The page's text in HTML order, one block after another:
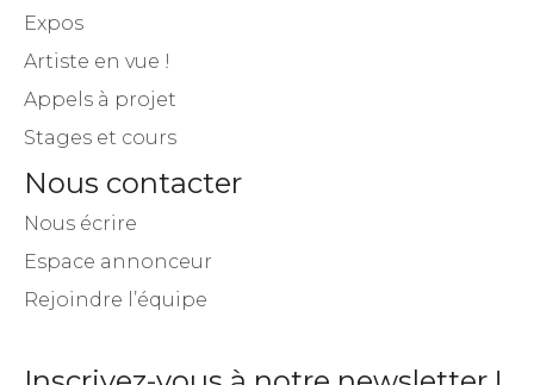
Expos
Artiste en vue !
Appels à projet
Stages et cours
Nous contacter
Nous écrire
Espace annonceur
Rejoindre l’équipe